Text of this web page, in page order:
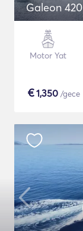
Galeon
Motor Yat
€1,350 /gece